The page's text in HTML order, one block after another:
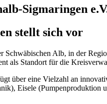
Sigmaringen
stellt sich vor
Schwäbischen Alb, in der
als Standort für die
über eine Vielzahl an
Eisele